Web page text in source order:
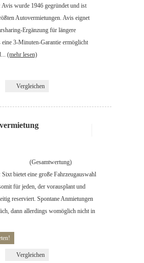
Avis wurde 1946 gegründet und ist
Autovermietungen. Avis eignet
Ergänzung für längere
eine 3-Minuten-Garantie ermöglicht
(mehr lesen)
Vergleichen
(Gesamtwertung)
Sixt bietet eine große Fahrzeugauswahl
für jeden, der vorausplant und
reserviert. Spontane Anmietungen
dann allerdings womöglich nicht in
Vergleichen